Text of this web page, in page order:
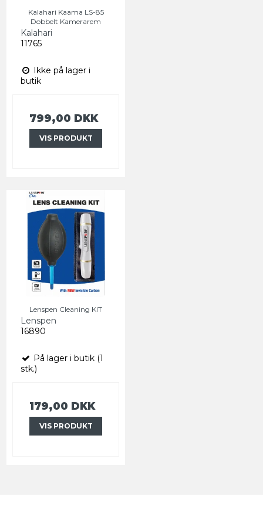
Kalahari Kaama LS-85
Dobbelt Kamerarem
Kalahari
11765
Ikke på lager i
butik
799,00 DKK
VIS PRODUKT
Lenspen Cleaning KIT
Lenspen
16890
På lager i butik (1
stk.)
179,00 DKK
VIS PRODUKT